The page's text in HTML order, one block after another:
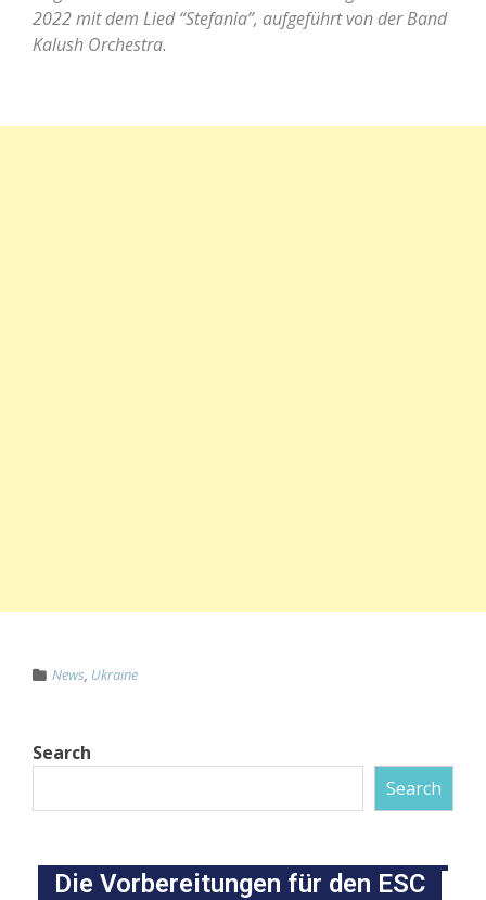
2022 mit dem Lied “Stefania”, aufgeführt von der Band
Kalush Orchestra.
News, Ukraine
Search
Search
Die Vorbereitungen für den ESC